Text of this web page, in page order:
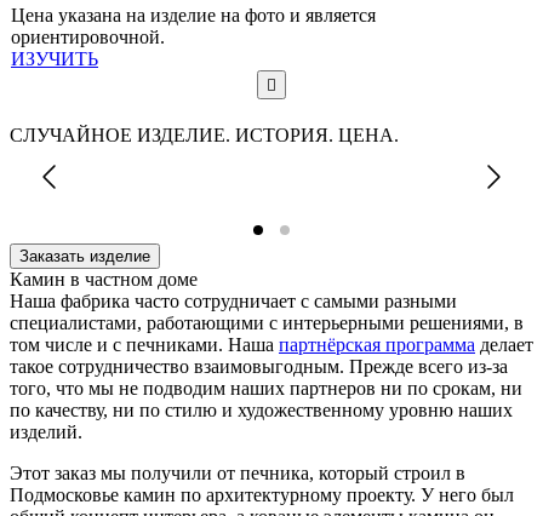
Цена указана на изделие на фото и является
ориентировочной.
ИЗУЧИТЬ
СЛУЧАЙНОЕ ИЗДЕЛИЕ. ИСТОРИЯ. ЦЕНА.
Заказать изделие
Камин в частном доме
Наша фабрика часто сотрудничает с самыми разными
специалистами, работающими с интерьерными решениями, в
том числе и с печниками. Наша партнёрская программа делает
такое сотрудничество взаимовыгодным. Прежде всего из-за
того, что мы не подводим наших партнеров ни по срокам, ни
по качеству, ни по стилю и художественному уровню наших
изделий.
Этот заказ мы получили от печника, который строил в
Подмосковье камин по архитектурному проекту. У него был